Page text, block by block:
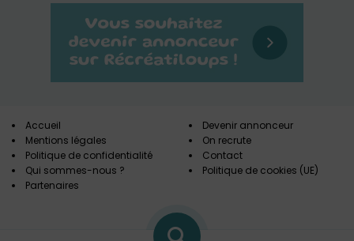
Accueil
Mentions légales
Politique de confidentialité
Qui sommes-nous ?
Partenaires
Devenir annonceur
On recrute
Contact
Politique de cookies (UE)